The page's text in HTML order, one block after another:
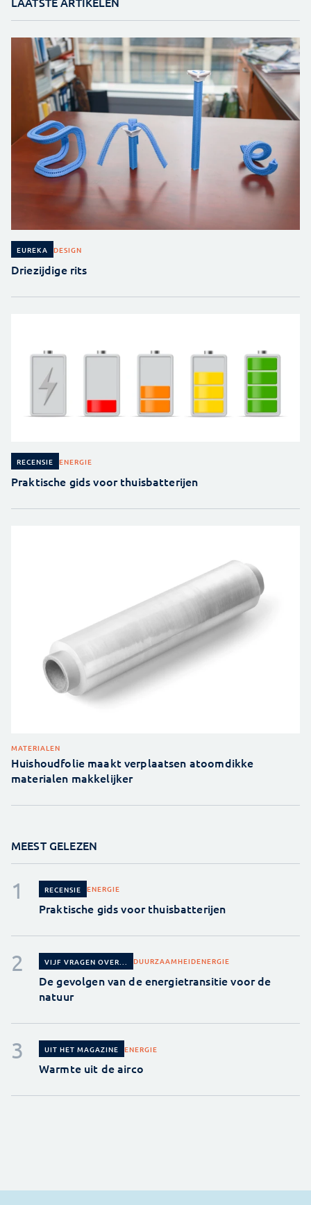
EUREKA DESIGN
Driezijdige rits
RECENSIE ENERGIE
Praktische gids voor thuisbatterijen
MATERIALEN
Huishoudfolie maakt verplaatsen atoomdikke
materialen makkelijker
MEEST GELEZEN
RECENSIE ENERGIE
Praktische gids voor thuisbatterijen
VIJF VRAGEN OVER... DUURZAAMHEIDENERGIE
De gevolgen van de energietransitie voor de
natuur
UIT HET MAGAZINE ENERGIE
Warmte uit de airco